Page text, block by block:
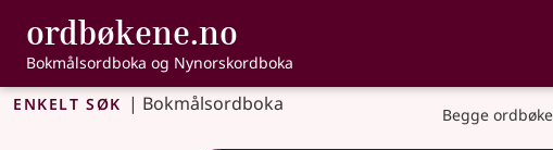
Gå til hovudinnhald
Tilgjenge
ordbøkene.no , Bokmålsordboka
Bokmålsordboka og Nynorskordboka
Enkelt søk | Bokmålsordboka Begge